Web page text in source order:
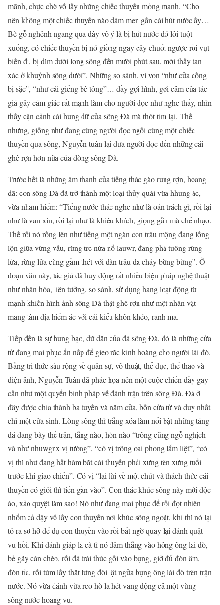
mãnh, chực chờ vồ lấy những chiếc thuyền mỏng manh. “Cho
nên không một chiếc thuyền nào dám men gần cái hút nước ấy…
Bè gỗ nghênh ngang qua đây vô ý là bị hút nước đó lôi tuột
xuống, có chiếc thuyền bị nó giồng ngay cây chuối ngược rồi vụt
biến đi, bị dìm dưới long sông đến mười phút sau, mới thấy tan
xác ở khuỷnh sông dưới”. Những so sánh, ví von “như cửa cống
bị sặc”, “như cái giếng bê tông”… đầy gợi hình, gợi cảm của tác
giả gây cảm giác rất mạnh làm cho người đọc như nghe thấy, nhìn
thấy cận cảnh cái hung dữ của sông Đà mà thót tim lại. Thế
nhưng, giống như đang cùng người đọc ngồi cùng một chiếc
thuyền qua sông, Nguyễn tuân lại đưa người đọc đến những cái
ghê rợn hơn nữa của dòng sông Đà.
Trước hết là những âm thanh của tiếng thác gào rung rợn, hoang
dã: con sông Đà đã trở thành một loại thủy quái vừa hhung ác,
vừa nham hiểm: “Tiếng nước thác nghe như là oán trách gì, rồi lại
như là van xin, rồi lại như là khiêu khích, giọng gằn mà chế nhạo.
Thế rồi nó rống lên như tiếng một ngàn con trâu mộng đang lồng
lộn giữa vừng vầu, rừng tre nứa nổ lauwr, đang phá tuông rừng
lửa, rừng lửa cùng gầm thét với đàn trâu da cháy bừng bừng”. Ở
đoạn văn này, tác giả đã huy động rất nhiều biện pháp nghệ thuật
như nhân hóa, liên tưởng, so sánh, sử dụng hang loạt động từ
mạnh khiến hình ảnh sông Đà thật ghê rợn như một nhân vật
mang tâm địa hiểm ác với cái kiểu khôn khéo, ranh ma.
Tiếp đến là sự hung bạo, dữ dằn của đá sông Đà, đó là những cửa
tử đang mai phục ẩn nấp để gieo rắc kinh hoàng cho người lái đò.
Bằng tri thức sâu rộng về quân sự, võ thuật, thể dục, thể thao và
điện ảnh, Nguyễn Tuân đã phác họa nên một cuộc chiến đầy gay
cấn như một quyển binh pháp về đánh trận trên sông Đà. Đá ở
đây được chia thành ba tuyến và năm cửa, bốn cửa tử và duy nhất
chỉ một cửa sinh. Lòng sông thì trắng xóa làm nổi bật những tảng
đá đang bày thế trận, tẳng nào, hòn nào “trông cũng ngỗ nghịch
và như nhuwgnx vị tướng”, “có vị trông oai phong lẫm liệt”, “có
vị thì như đang hất hàm bắt cái thuyền phải xưng tên xưng tuổi
trước khi giao chiến”. Có vị “lại lùi về một chút và thách thức cái
thuyền có giỏi thì tiến gần vào”. Con thác khúc sông này mới độc
áo, xảo quyệt làm sao! Nó như đang mai phục để rồi đọt nhiên
nhổm cả dậy vồ lấy con thuyền nơi khúc sông ngoặt, khi thì nó lại
tỏ ra sơ hở để dụ con thuyền vào rồi bất ngờ quay lại đánh quật
vu hồi. Khi đánh giáp lá cà tì nó đâm thẳng vào hông ông lái đò,
bẻ gãy cán chèo, rồi đá trái thúc gối vào bụng, giở đủ đòn âm,
đòn tỉa, rồi túm lấy thắt lưng đòi lật ngửa bụng ông lái đò trên trận
nước. Nó vừa đánh vừa reo hò la hét vang động cả một vùng
sông nước hoang vu.